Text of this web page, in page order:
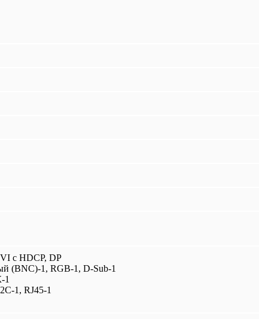
с HDCP, DP
(BNC)-1, RGB-1, D-Sub-1
1
1, RJ45-1